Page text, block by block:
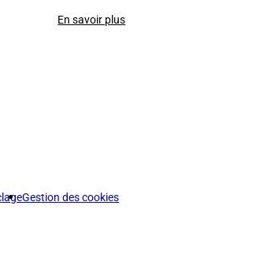
En savoir plus
Gestion des cookies